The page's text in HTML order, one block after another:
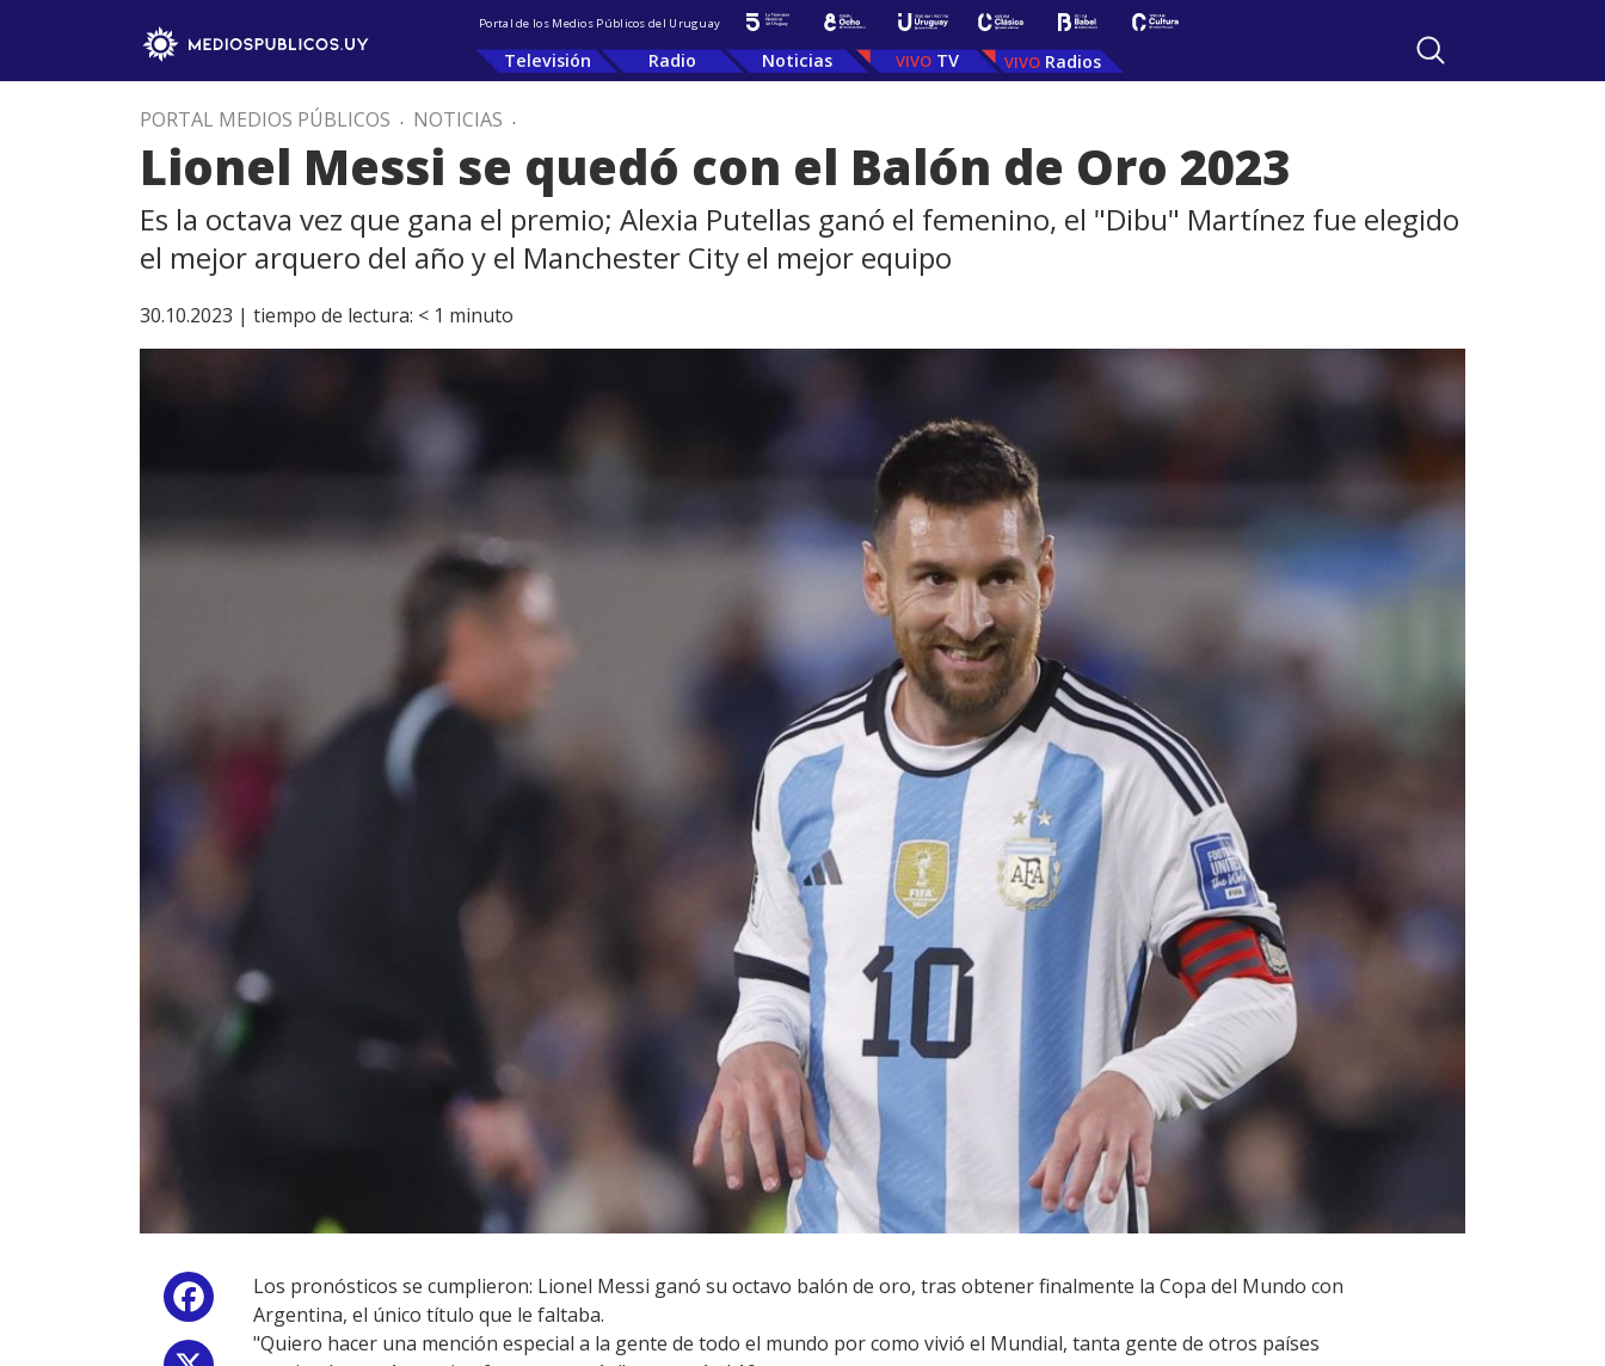
Portal de los Medios Públicos del Uruguay
Televisión Radio Noticias TV Radios
PORTAL MEDIOS PÚBLICOS . NOTICIAS .
Lionel Messi se quedó con el Balón de Oro 2023
Es la octava vez que gana el premio; Alexia Putellas ganó el femenino, el "Dibu" Martínez fue elegido
el mejor arquero del año y el Manchester City el mejor equipo
30.10.2023 | tiempo de lectura: < 1 minuto
Facebook
Los pronósticos se cumplieron: Lionel Messi ganó su octavo balón de oro, tras obtener finalmente la Copa del Mundo con
Argentina, el único título que le faltaba.
"Quiero hacer una mención especial a la gente de todo el mundo por como vivió el Mundial, tanta gente de otros países